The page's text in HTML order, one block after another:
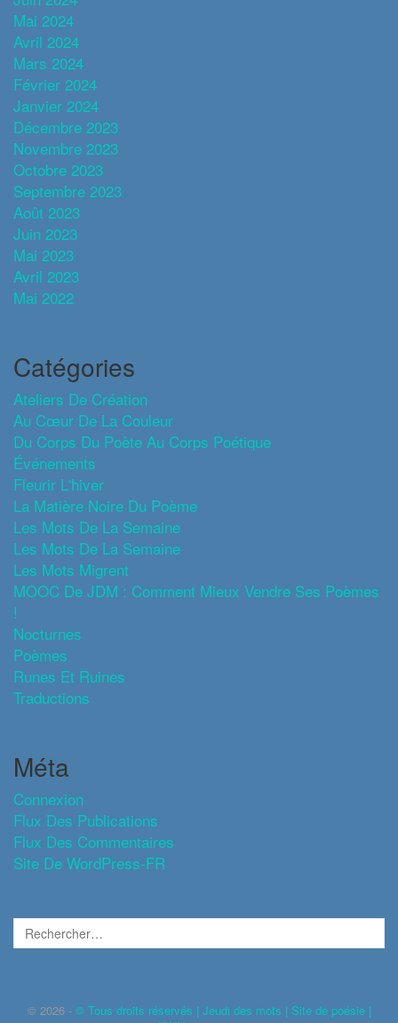
Mai 2024
Avril 2024
Mars 2024
Février 2024
Janvier 2024
Décembre 2023
Novembre 2023
Octobre 2023
Septembre 2023
Août 2023
Juin 2023
Mai 2023
Avril 2023
Mai 2022
Catégories
Ateliers De Création
Au Cœur De La Couleur
Du Corps Du Poète Au Corps Poétique
Événements
Fleurir L'hiver
La Matière Noire Du Poème
Les Mots De La Semaine
Les Mots De La Semaine
Les Mots Migrent
MOOC De JDM : Comment Mieux Vendre Ses Poèmes
!
Nocturnes
Poèmes
Runes Et Ruines
Traductions
Méta
Connexion
Flux Des Publications
Flux Des Commentaires
Site De WordPress-FR
© 2026 - © Tous droits réservés | Jeudi des mots | Site de poésie |